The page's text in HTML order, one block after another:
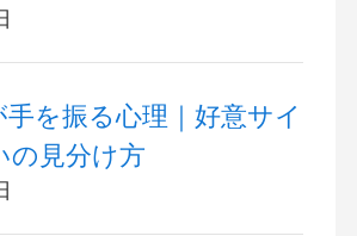
手を振る心理｜好意サイ
の見分け方